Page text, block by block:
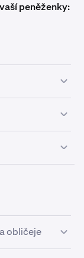
peněženky:
na tom,
Touch
kód. Vyhněte
jako
uzamčení.
obličeje